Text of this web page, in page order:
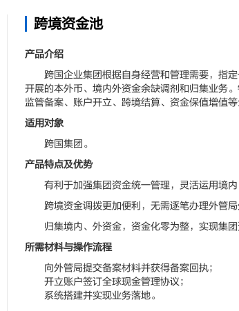
跨境资金池
产品介绍
跨国企业集团根据自身经营和管理需要，指定
开展的本外币、境内外资金余缺调剂和归集业务
监管备案、账户开立、跨境结算、资金保值增值等
适用对象
跨国集团。
产品特点及优势
有利于加强集团资金统一管理，灵活运用境内
跨境资金调拨更加便利，无需逐笔办理外管局
归集境内、外资金，资金化零为整，实现集团
所需材料与操作流程
向外管局提交备案材料并获得备案回执；
开立账户签订全球现金管理协议；
系统搭建并实现业务落地。